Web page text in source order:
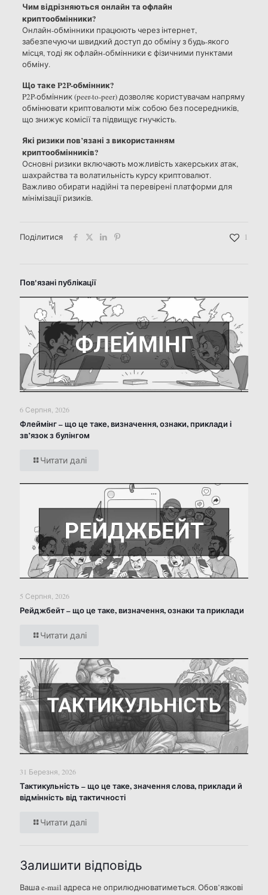
Чим відрізняються онлайн та офлайн
криптообмінники?
Онлайн-обмінники працюють через інтернет,
забезпечуючи швидкий доступ до обміну з будь-якого
місця, тоді як офлайн-обмінники є фізичними пунктами
обміну.
Що таке P2P-обмінник?
P2P-обмінник (peer-to-peer) дозволяє користувачам напряму
обмінювати криптовалюти між собою без посередників,
що знижує комісії та підвищує гнучкість.
Які ризики пов’язані з використанням
криптообмінників?
Основні ризики включають можливість хакерських атак,
шахрайства та волатильність курсу криптовалют.
Важливо обирати надійні та перевірені платформи для
мінімізації ризиків.
Поділитися 1
Пов'язані публікації
6 Серпня, 2026
Флеймінг – що це таке, визначення, ознаки, приклади і
зв’язок з булінгом
Читати далі
5 Серпня, 2026
Рейджбейт – що це таке, визначення, ознаки та приклади
Читати далі
31 Березня, 2026
Тактикульність – що це таке, значення слова, приклади й
відмінність від тактичності
Читати далі
Залишити відповідь
Ваша e-mail адреса не оприлюднюватиметься. Обов’язкові